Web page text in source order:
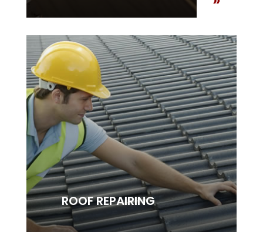
ROOF REPAIRING